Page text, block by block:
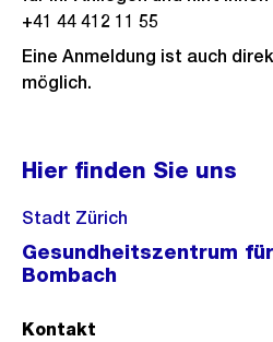
+41 44 412 11 55
Eine Anmeldung ist auch
möglich.
Hier finden Sie uns
Stadt Zürich
Gesundheitszentrum
Bombach
Kontakt